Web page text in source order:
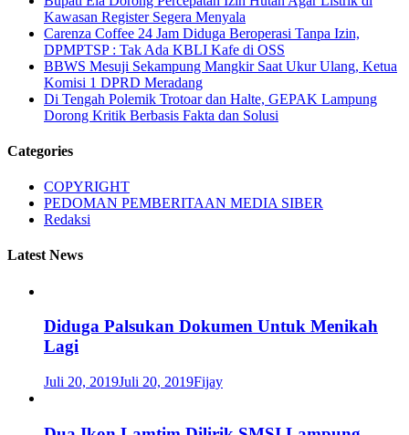
Kawasan Register Segera Menyala
Carenza Coffee 24 Jam Diduga Beroperasi Tanpa Izin,
DPMPTSP : Tak Ada KBLI Kafe di OSS
BBWS Mesuji Sekampung Mangkir Saat Ukur Ulang, Ketua
Komisi 1 DPRD Meradang
Di Tengah Polemik Trotoar dan Halte, GEPAK Lampung
Dorong Kritik Berbasis Fakta dan Solusi
Categories
COPYRIGHT
PEDOMAN PEMBERITAAN MEDIA SIBER
Redaksi
Latest News
Diduga Palsukan Dokumen Untuk Menikah
Lagi
Juli 20, 2019Juli 20, 2019Fijay